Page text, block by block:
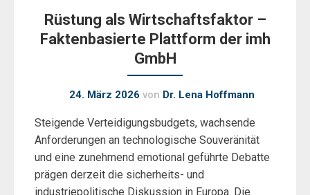
Rüstung als Wirtschaftsfaktor –
Faktenbasierte Plattform der imh
GmbH
24. März 2026 von Dr. Lena Hoffmann
Steigende Verteidigungsbudgets, wachsende
Anforderungen an technologische Souveränität
und eine zunehmend emotional geführte Debatte
prägen derzeit die sicherheits- und
industriepolitische Diskussion in Europa. Die